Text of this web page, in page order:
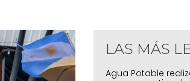
LAS MÁS
Agua Potable